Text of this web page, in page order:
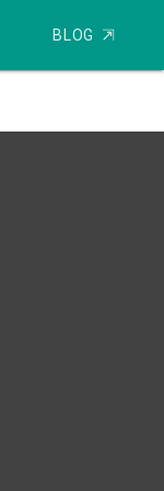
BLOG ⇱